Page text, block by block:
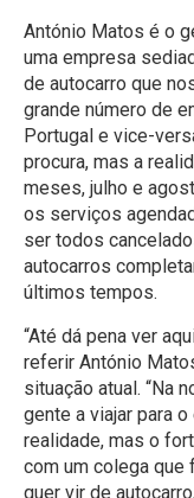
António Matos é o
uma empresa
de autocarro que
grande número de
Portugal e vice-
procura, mas a
meses, julho e
os serviços
ser todos
autocarros
últimos tempos.
“Até dá pena ver
referir António
situação atual. “Na
gente a viajar para
realidade, mas o
com um colega que
quer vir de